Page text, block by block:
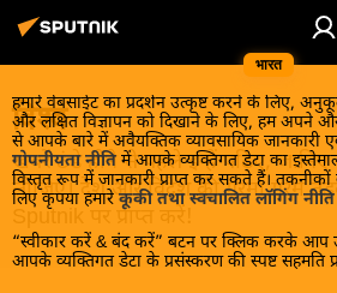
भारत
हमारे वेबसाईट का प्रदर्शन उत्कृष्ट करने के लिए,
और लक्षित विज्ञापन को दिखाने के लिए, हम अपने और
से आपके बारे में अवैयक्तिक व्यावसायिक जानकारी
गोपनीयता नीति में आपके व्यक्तिगत डेटा का
विस्तृत रूप में जानकारी प्राप्त कर सकते हैं। तकनीकों
लिए कृपया हमारे कूकी तथा स्वचालित लॉगिंग नीति
“स्वीकार करें & बंद करें” बटन पर क्लिक करके आप
आपके व्यक्तिगत डेटा के प्रसंस्करण की स्पष्ट सहमति
विश्व
खबरें ठंडे होने से पहले इन्हें पढ़िए,
लीजिए। देश और विदेश की गरमा गरम
Sputnik पर प्राप्त करें!